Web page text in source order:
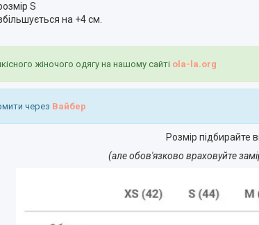
S
на +4 см.
жіночого одягу на нашому сайті ola-la.org
через Вайбер
Розмір підбирайте
(але обов'язково враховуйте